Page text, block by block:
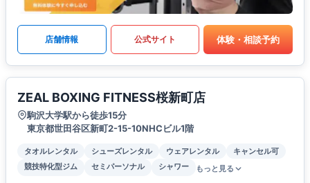
店舗情報 公式サイト 体験・相談予約
ZEAL BOXING FITNESS桜新町店
駒沢大学駅から徒歩15分
東京都世田谷区新町2-15-10NHCビル1階
タオルレンタル シューズレンタル ウェアレンタル
キャンセル可
競技特化型ジム
セミパーソナル シャワー もっと見る